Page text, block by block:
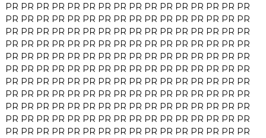
PR PR PR PR PR PR PR PR PR PR PR PR PR PR PR PR
PR PR PR PR PR PR PR PR PR PR PR PR PR PR PR PR
PR PR PR PR PR PR PR PR PR PR PR PR PR PR PR PR
PR PR PR PR PR PR PR PR PR PR PR PR PR PR PR PR
PR PR PR PR PR PR PR PR PR PR PR PR PR PR PR PR
PR PR PR PR PR PR PR PR PR PR PR PR PR PR PR PR
PR PR PR PR PR PR PR PR PR PR PR PR PR PR PR PR
PR PR PR PR PR PR PR PR PR PR PR PR PR PR PR PR
PR PR PR PR PR PR PR PR PR PR PR PR PR PR PR PR
PR PR PR PR PR PR PR PR PR PR PR PR PR PR PR PR
PR PR PR PR PR PR PR PR PR PR PR PR PR PR PR PR